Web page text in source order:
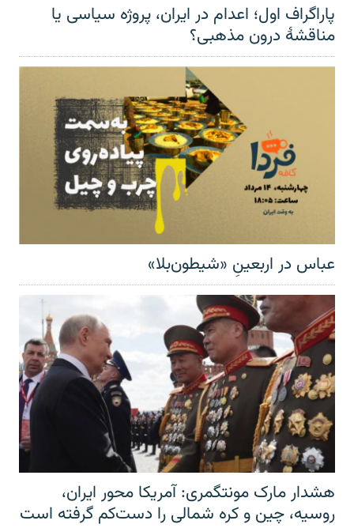
پاراگراف اول؛ اعدام در ایران، پروژه سیاسی یا
مناقشهٔ درون مذهبی؟
عباس در اربعینِ «شیطون‌بلا»
هشدار مارک مونتگمری: آمریکا محور ایران،
روسیه، چین و کره شمالی را دست‌کم گرفته است